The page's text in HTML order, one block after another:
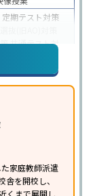
定期テスト対策
抜(旧AO)対策
共通テスト対
)対策
不登校生に対
家庭教師派遣
を開校し、
くまで展開し